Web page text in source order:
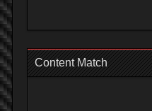
Content Match